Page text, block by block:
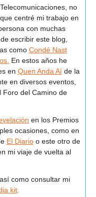
no
centré mi trabajo en
con muchas
escribir este blog,
como Condé Nast
En estos años he
en Quen Anda Aíde la
en diversos eventos,
Foro del Camino de
en los Premios
ocasiones, como en
El Diarioo este otro de
mi viaje de vuelta al
como consultar mi
kit.